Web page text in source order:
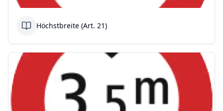
Höchstbreite (Art. 21)